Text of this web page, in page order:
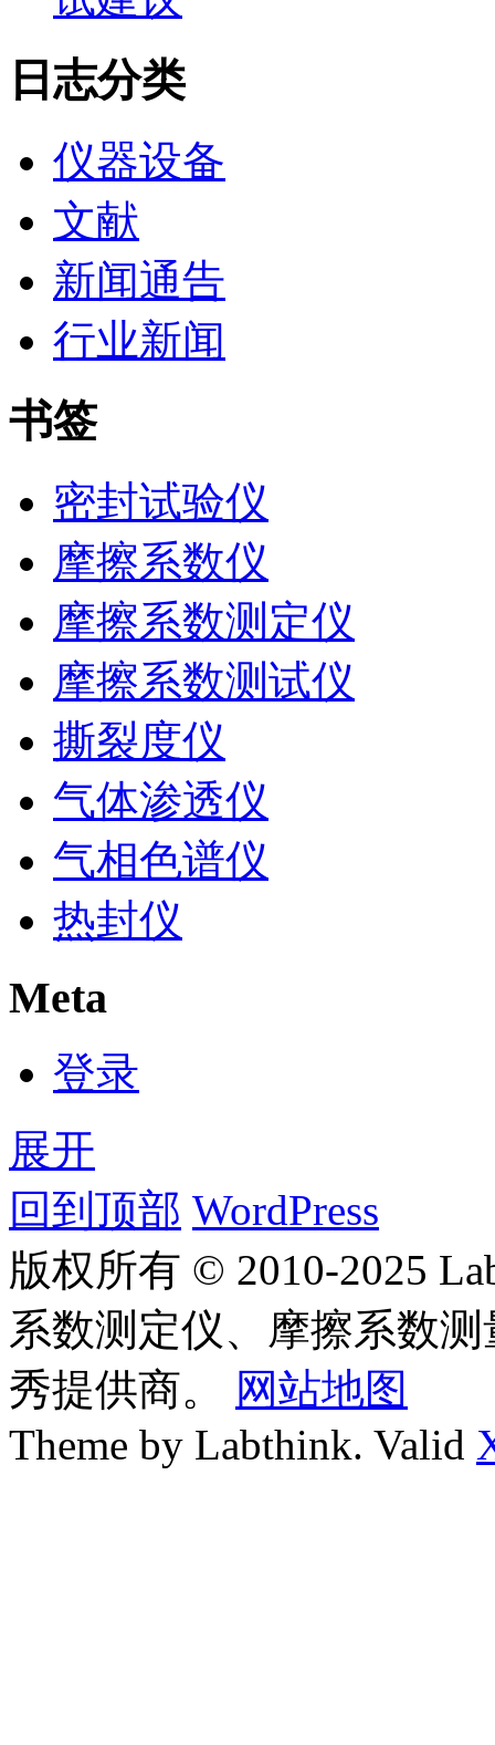
日志分类
仪器设备
文献
新闻通告
行业新闻
书签
密封试验仪
摩擦系数仪
摩擦系数测定仪
摩擦系数测试仪
撕裂度仪
气体渗透仪
气相色谱仪
热封仪
Meta
登录
展开
回到顶部 WordPress
版权所有 © 2010-2025
系数测定仪、摩擦系数
秀提供商。
网站地图
Theme by Labthink. Valid